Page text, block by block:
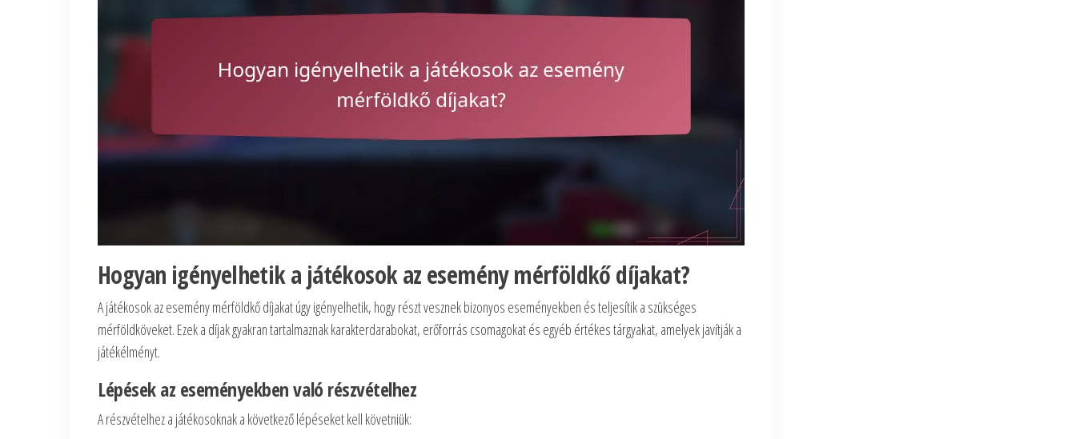
Hogyan igényelhetik a játékosok az esemény mérföldkő díjakat?
A játékosok az esemény mérföldkő díjakat úgy igényelhetik, hogy részt vesznek bizonyos eseményekben és teljesítik a szükséges
mérföldköveket. Ezek a díjak gyakran tartalmaznak karakterdarabokat, erőforrás csomagokat és egyéb értékes tárgyakat, amelyek javítják a
játékélményt.
Lépések az eseményekben való részvételhez
A részvételhez a játékosoknak a következő lépéseket kell követniük: